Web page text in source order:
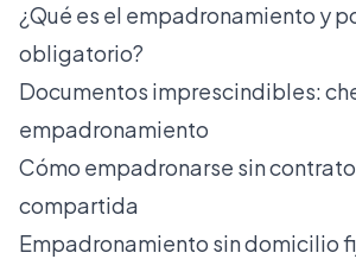
¿Qué es el empadronamiento y
obligatorio?
Documentos imprescindibles:
empadronamiento
Cómo empadronarse sin
compartida
Empadronamiento sin domicilio